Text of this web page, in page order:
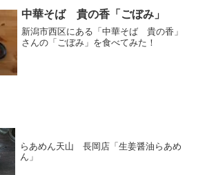
中華そば 貴の香「ごぼみ」
新潟市西区にある「中華そば 貴の香」
さんの「ごぼみ」を食べてみた！
らあめん天山 長岡店「生姜醤油らあめ
ん」